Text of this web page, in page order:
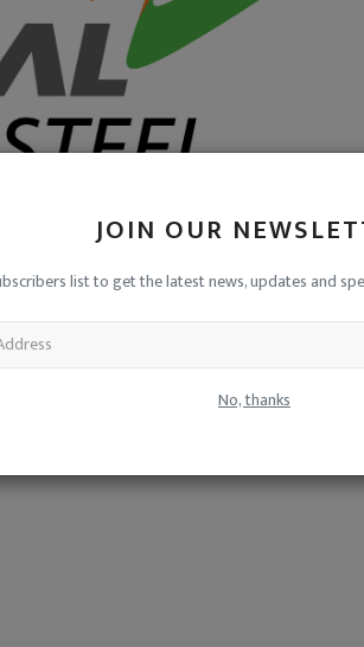
JOIN OUR
list to get the latest news, updates and
No, thanks